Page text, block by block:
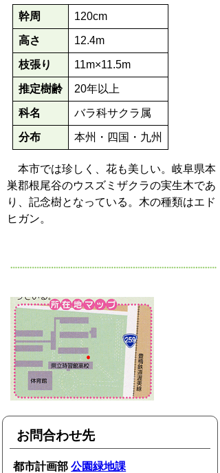
幹周 120cm
高さ 12.4m
枝張り 11m×11.5m
推定樹齢 20年以上
科名 バラ科サクラ属
分布 本州・四国・九州
本市では珍しく、花も美しい。岐阜県本
巣郡根尾谷のウスズミザクラの実生木であ
り、記念樹となっている。木の種類はエド
ヒガン。
お問合わせ先
都市計画部公園緑地課